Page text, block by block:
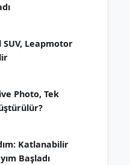
Leapmotor
Photo, Tek
Katlanabilir
Başladı